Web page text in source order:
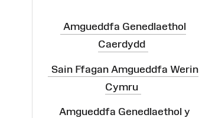
Amgueddfa Genedlaethol
Caerdydd
Sain Ffagan Amgueddfa Werin
Cymru
Amgueddfa Genedlaethol y